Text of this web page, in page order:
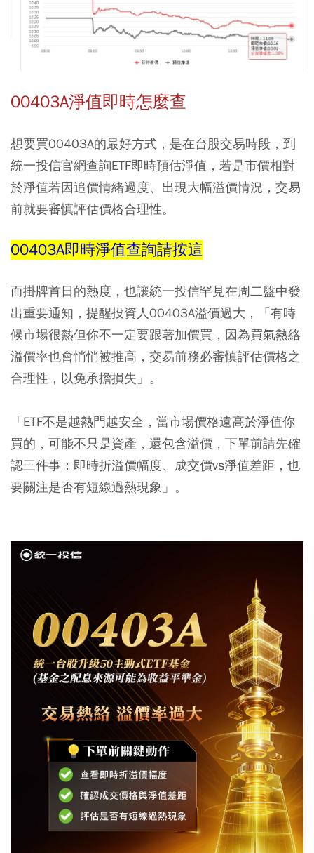
00403A淨值即時怎麼查
想要買00403A的最好方式，是在台股交易時段，到
統一投信官網查詢ETF即時預估淨值，若是市價相對
於淨值若因追價情緒過度、出現大幅溢價情況，交易
前就要審慎評估價格合理性。
00403A即時淨值查詢請按這
而掛牌首日的熱度，也讓統一投信罕見在周二盤中發
出重要通知，提醒投資人00403A溢價過大，「有時
候市場很熱但你不一定要跟著加價買，因為買氣熱絡
溢價率也會悄悄被推高，交易前務必審慎評估價格之
合理性，以免承擔損失」。
「ETF不是越熱門越安全，當市場價格遠高於淨值你
買的，可能不只是資產，還包含溢價，下單前請先確
認三件事：即時折溢價幅度、成交價vs淨值差距，也
要關注是否有短線過熱現象」。